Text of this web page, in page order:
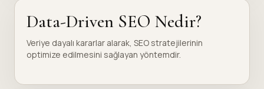
Data-Driven SEO Nedir?
Veriye dayalı kararlar alarak, SEO stratejilerinin
optimize edilmesini sağlayan yöntemdir.